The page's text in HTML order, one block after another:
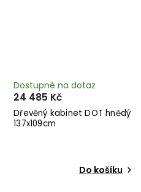
Dřevěný kabinet DOT hnědý
137x109cm
Dostupné na dotaz
24 485 Kč
Do košíku